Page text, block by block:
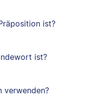
ist?
ist?
verwenden?